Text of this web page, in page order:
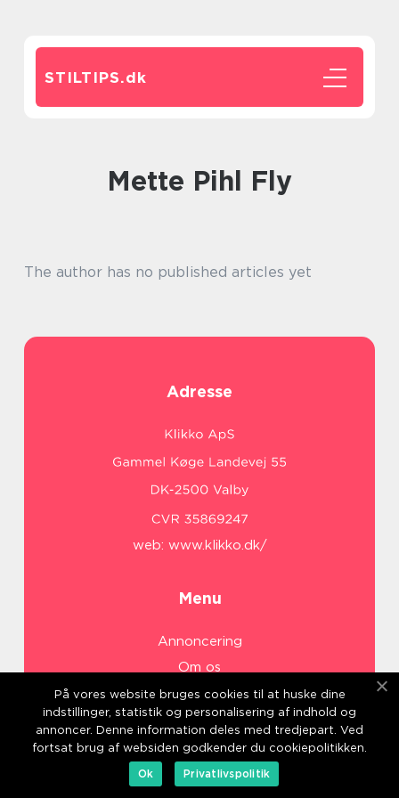
STILTIPS.dk
Mette Pihl Fly
The author has no published articles yet
Adresse
web: www.klikko.dk/
Menu
Annoncering
Om os
Cookies
Kontakt os
Sitemap
På vores website bruges cookies til at huske dine
indstillinger, statistik og personalisering af indhold og
annoncer. Denne information deles med tredjepart. Ved
fortsat brug af websiden godkender du cookiepolitikken.
Ok
Privatlivspolitik